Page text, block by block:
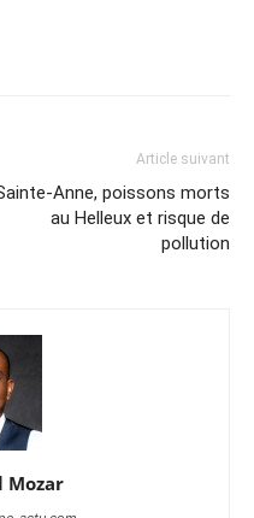
Article suivant
Anne, poissons morts
au Helleux et risque de
pollution
Mozar